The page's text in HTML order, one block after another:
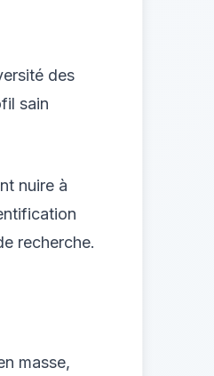
des
sain
nuire à
recherche.
masse,